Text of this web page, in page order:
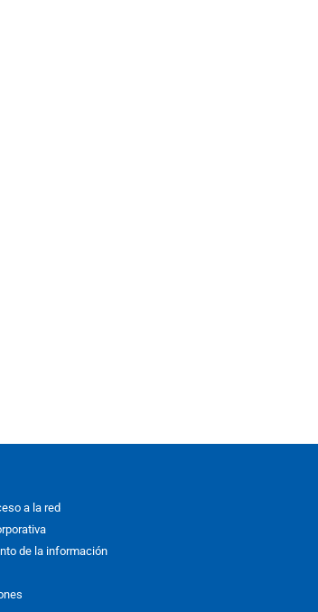
a la red
de la información